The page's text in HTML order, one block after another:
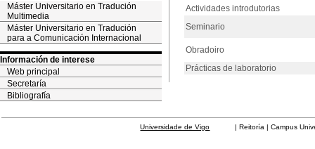
Máster Universitario en Tradución
Multimedia
Máster Universitario en Tradución
para a Comunicación Internacional
Información de interese
Web principal
Secretaría
Bibliografía
Actividades introdutorias
Seminario
Obradoiro
Prácticas de laboratorio
Universidade de Vigo | Reitoría | Campus